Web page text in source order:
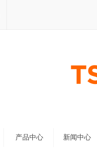
产品中心 新闻中心